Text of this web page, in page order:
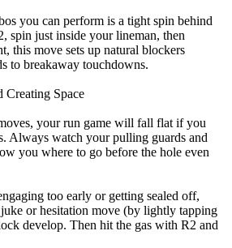
you can perform is a tight spin behind
spin just inside your lineman, then
this move sets up natural blockers
to breakaway touchdowns.
Creating Space
your run game will fall flat if you
Always watch your pulling guards and
you where to go before the hole even
too early or getting sealed off,
or hesitation move (by lightly tapping
develop. Then hit the gas with R2 and